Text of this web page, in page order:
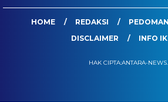
HOME REDAKSI
DISCLAIMER
INFO
HAK CIPTA:ANTARA-